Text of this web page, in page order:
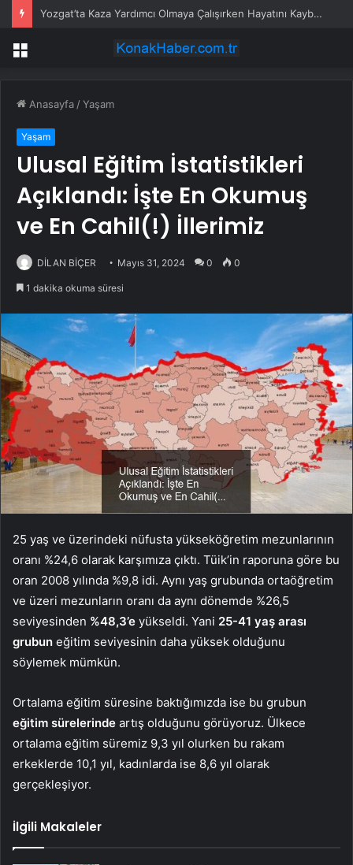
Yozgat’ta Kaza Yardımcı Olmaya Çalışırken Hayatını Kaybetti
Menü
Anasayfa /Yaşam
Yaşam
Ulusal Eğitim İstatistikleri
Açıklandı: İşte En Okumuş
ve En Cahil(!) İllerimiz
DİLAN BİÇER Mayıs 31, 2024 0 0
1 dakika okuma süresi
25 yaş ve üzerindeki nüfusta yükseköğretim mezunlarının
oranı %24,6 olarak karşımıza çıktı. Tüik’in raporuna göre bu
oran 2008 yılında %9,8 idi. Aynı yaş grubunda ortaöğretim
ve üzeri mezunların oranı da aynı dönemde %26,5
seviyesinden %48,3’e yükseldi. Yani 25-41 yaş arası
grubun eğitim seviyesinin daha yüksek olduğunu
söylemek mümkün.
Ortalama eğitim süresine baktığımızda ise bu grubun
eğitim sürelerinde artış olduğunu görüyoruz. Ülkece
ortalama eğitim süremiz 9,3 yıl olurken bu rakam
erkeklerde 10,1 yıl, kadınlarda ise 8,6 yıl olarak
gerçekleşiyor.
İlgili Makaleler